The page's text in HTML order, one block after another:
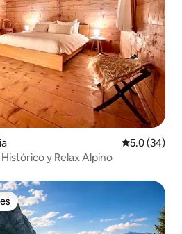
alpino
Calificación
5.0 (34)
y Relax Alpino